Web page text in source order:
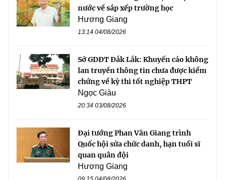
nước về sắp xếp trường học
Hương Giang
13:14 04/08/2026
Sở GDĐT Đắk Lắk: Khuyến cáo không
lan truyền thông tin chưa được kiểm
chứng về kỳ thi tốt nghiệp THPT
Ngọc Giàu
20:34 03/08/2026
Đại tướng Phan Văn Giang trình
Quốc hội sửa chức danh, hạn tuổi sĩ
quan quân đội
Hương Giang